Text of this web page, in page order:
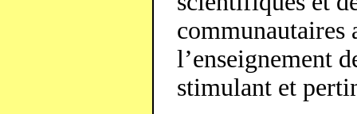
communautaires
l’enseignement
stimulant et